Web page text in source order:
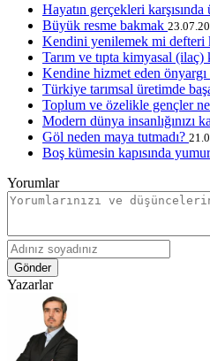
Hayatın gerçekleri
Büyük resme bakmak
Kendini yenilemek mi defteri
Tarım ve tıpta kimyasal (ilaç)
Kendine hizmet eden önyargı
Türkiye tarımsal üretimde
Toplum ve özelikle gençler
Modern dünya insanlığınızı
Göl neden maya tutmadı?
Boş kümesin kapısında
Yorumlar
Gönder
Yazarlar